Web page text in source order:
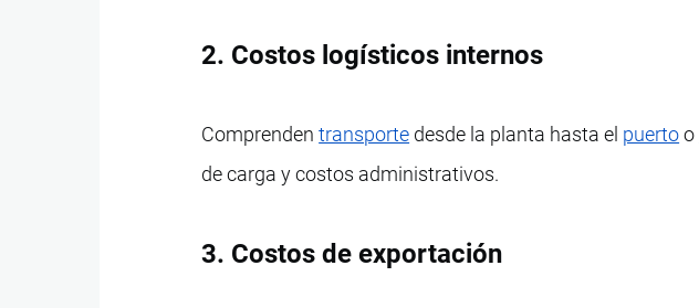
2. Costos logísticos internos
Comprendentransporte desde la planta hasta el puertoo
de carga y costos administrativos.
3. Costos de exportación